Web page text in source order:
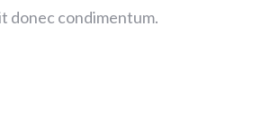
donec condimentum.